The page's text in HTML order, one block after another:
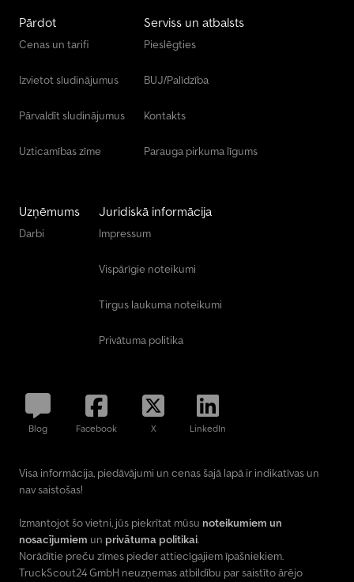
Pārdot
Cenas un tarifi
Izvietot sludinājumus
Pārvaldīt sludinājumus
Uzticamības zīme
Serviss un atbalsts
Pieslēgties
BUJ/Palīdzība
Kontakts
Parauga pirkuma līgums
Uzņēmums
Darbi
Juridiskā informācija
Impressum
Vispārīgie noteikumi
Tirgus laukuma noteikumi
Privātuma politika
Blog Facebook X LinkedIn
Visa informācija, piedāvājumi un cenas šajā lapā ir indikatīvas un
nav saistošas!
Izmantojot šo vietni, jūs piekrītat mūsu noteikumiem un
nosacījumiem un privātuma politikai.
Norādītie preču zīmes pieder attiecīgajiem īpašniekiem.
TruckScout24 GmbH neuzņemas atbildību par saistīto ārējo